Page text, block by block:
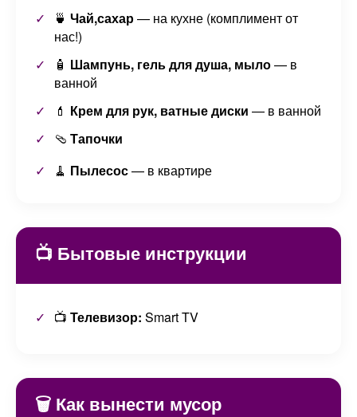
🍵 Чай,сахар— на кухне (комплимент от
нас!)
🧴 Шампунь, гель для душа, мыло— в
ванной
💄 Крем для рук, ватные диски — в ванной
🩴 Тапочки
🧹 Пылесос— в квартире
📺 Бытовые инструкции
📺 Телевизор: Smart TV
🗑️ Как вынести мусор